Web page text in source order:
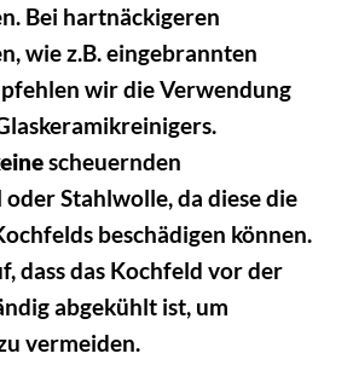
Bei hartnäckigeren
wie z.B. eingebrannten
wir die Verwendung
scheuernden
Stahlwolle, da diese die
beschädigen können.
dass das Kochfeld vor der
abgekühlt ist, um
vermeiden.